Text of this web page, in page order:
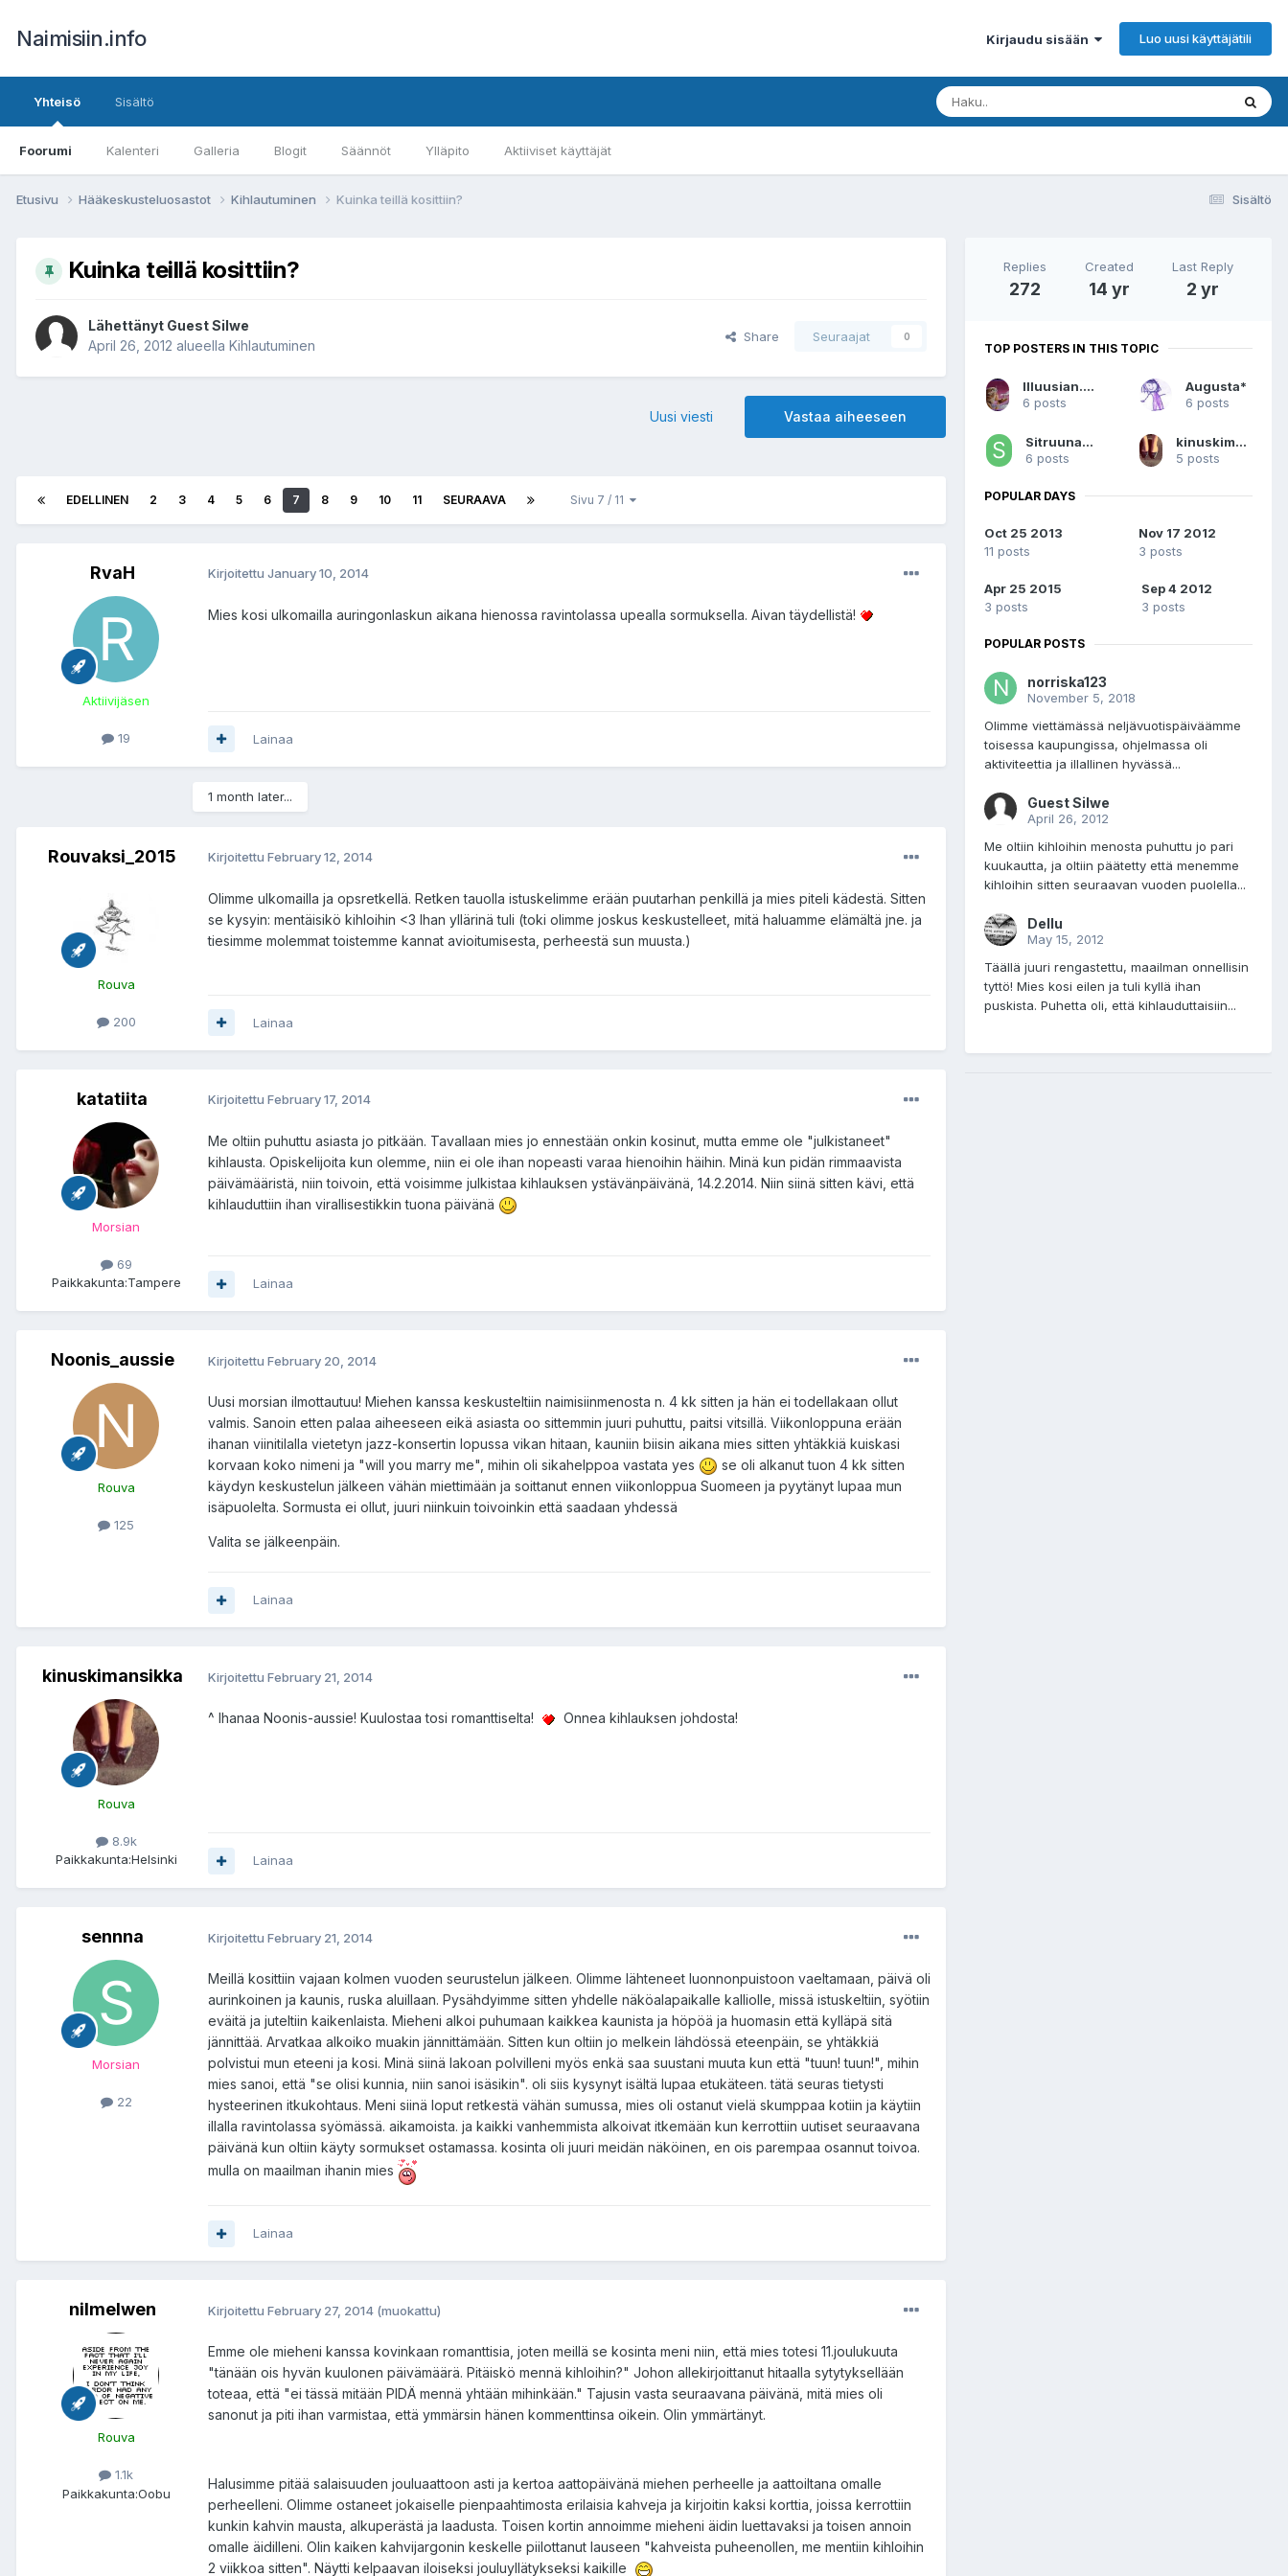
Naimisiin.info Kirjaudu sisään Luo uusi käyttäjätili
Yhteisö
Foorumi Kalenteri Galleria Blogit Säännöt Ylläpito Aktiiviset käyttäjät
Sisältö
Sisältö
Etusivu Hääkeskusteluosastot Kihlautuminen Kuinka teillä kosittiin?
Kuinka teillä kosittiin?
Lähettänyt Guest Silwe
April 26, 2012 alueella Kihlautuminen
Share Seuraajat 0
Vastaa aiheeseen
Uusi viesti
EDELLINEN 2 3 4 5 6 7 8 9 10 11 SEURAAVA Sivu 7 / 11
RvaH
Aktiivijäsen
19
Kirjoitettu January 10, 2014
Mies kosi ulkomailla auringonlaskun aikana hienossa ravintolassa upealla sormuksella. Aivan täydellistä!
Lainaa
1 month later...
Rouvaksi_2015
Rouva
200
Kirjoitettu February 12, 2014
Olimme ulkomailla ja opsretkellä. Retken tauolla istuskelimme erään puutarhan penkillä ja mies piteli kädestä. Sitten
se kysyin: mentäisikö kihloihin <3 Ihan yllärinä tuli (toki olimme joskus keskustelleet, mitä haluamme elämältä jne. ja
tiesimme molemmat toistemme kannat avioitumisesta, perheestä sun muusta.)
Lainaa
katatiita
Morsian
69
Paikkakunta:Tampere
Kirjoitettu February 17, 2014
Me oltiin puhuttu asiasta jo pitkään. Tavallaan mies jo ennestään onkin kosinut, mutta emme ole "julkistaneet"
kihlausta. Opiskelijoita kun olemme, niin ei ole ihan nopeasti varaa hienoihin häihin. Minä kun pidän rimmaavista
päivämääristä, niin toivoin, että voisimme julkistaa kihlauksen ystävänpäivänä, 14.2.2014. Niin siinä sitten kävi, että
kihlauduttiin ihan virallisestikkin tuona päivänä
Lainaa
Noonis_aussie
Rouva
125
Kirjoitettu February 20, 2014
Uusi morsian ilmottautuu! Miehen kanssa keskusteltiin naimisiinmenosta n. 4 kk sitten ja hän ei todellakaan ollut
valmis. Sanoin etten palaa aiheeseen eikä asiasta oo sittemmin juuri puhuttu, paitsi vitsillä. Viikonloppuna erään
ihanan viinitilalla vietetyn jazz-konsertin lopussa vikan hitaan, kauniin biisin aikana mies sitten yhtäkkiä kuiskasi
korvaan koko nimeni ja "will you marry me", mihin oli sikahelppoa vastata yes
se oli alkanut tuon 4 kk sitten
käydyn keskustelun jälkeen vähän miettimään ja soittanut ennen viikonloppua Suomeen ja pyytänyt lupaa mun
isäpuolelta. Sormusta ei ollut, juuri niinkuin toivoinkin että saadaan yhdessä
Valita se jälkeenpäin.
Lainaa
kinuskimansikka
Rouva
8.9k
Paikkakunta:Helsinki
Kirjoitettu February 21, 2014
^ Ihanaa Noonis-aussie! Kuulostaa tosi romanttiselta! Onnea kihlauksen johdosta!
Lainaa
sennna
Morsian
22
Kirjoitettu February 21, 2014
Meillä kosittiin vajaan kolmen vuoden seurustelun jälkeen. Olimme lähteneet luonnonpuistoon vaeltamaan, päivä oli
aurinkoinen ja kaunis, ruska aluillaan. Pysähdyimme sitten yhdelle näköalapaikalle kalliolle, missä istuskeltiin, syötiin
eväitä ja juteltiin kaikenlaista. Mieheni alkoi puhumaan kaikkea kaunista ja höpöä ja huomasin että kylläpä sitä
jännittää. Arvatkaa alkoiko muakin jännittämään. Sitten kun oltiin jo melkein lähdössä eteenpäin, se yhtäkkiä
polvistui mun eteeni ja kosi. Minä siinä lakoan polvilleni myös enkä saa suustani muuta kun että "tuun! tuun!", mihin
mies sanoi, että "se olisi kunnia, niin sanoi isäsikin". oli siis kysynyt isältä lupaa etukäteen. tätä seuras tietysti
hysteerinen itkukohtaus. Meni siinä loput retkestä vähän sumussa, mies oli ostanut vielä skumppaa kotiin ja käytiin
illalla ravintolassa syömässä. aikamoista. ja kaikki vanhemmista alkoivat itkemään kun kerrottiin uutiset seuraavana
päivänä kun oltiin käyty sormukset ostamassa. kosinta oli juuri meidän näköinen, en ois parempaa osannut toivoa.
mulla on maailman ihanin mies
Lainaa
nilmelwen
Rouva
1.1k
Paikkakunta:Oobu
Kirjoitettu February 27, 2014 (muokattu)
Emme ole mieheni kanssa kovinkaan romanttisia, joten meillä se kosinta meni niin, että mies totesi 11.joulukuuta
"tänään ois hyvän kuulonen päivämäärä. Pitäiskö mennä kihloihin?" Johon allekirjoittanut hitaalla sytytyksellään
toteaa, että "ei tässä mitään PIDÄ mennä yhtään mihinkään." Tajusin vasta seuraavana päivänä, mitä mies oli
sanonut ja piti ihan varmistaa, että ymmärsin hänen kommenttinsa oikein. Olin ymmärtänyt.
Halusimme pitää salaisuuden jouluaattoon asti ja kertoa aattopäivänä miehen perheelle ja aattoiltana omalle
perheelleni. Olimme ostaneet jokaiselle pienpaahtimosta erilaisia kahveja ja kirjoitin kaksi korttia, joissa kerrottiin
kunkin kahvin mausta, alkuperästä ja laadusta. Toisen kortin annoimme mieheni äidin luettavaksi ja toisen annoin
omalle äidilleni. Olin kaiken kahvijargonin keskelle piilottanut lauseen "kahveista puheenollen, me mentiin kihloihin
2 viikkoa sitten". Näytti kelpaavan iloiseksi jouluyllätykseksi kaikille
Replies
272
Created
14 yr
Last Reply
2 yr
TOP POSTERS IN THIS TOPIC
Illuusian.unelma
6 posts
Augusta*
6 posts
Sitruunaperho
6 posts
kinuskimansikka
5 posts
POPULAR DAYS
Oct 25 2013
11 posts
Nov 17 2012
3 posts
Apr 25 2015
3 posts
Sep 4 2012
3 posts
POPULAR POSTS
norriska123
November 5, 2018
Olimme viettämässä neljävuotispäiväämme
toisessa kaupungissa, ohjelmassa oli
aktiviteettia ja illallinen hyvässä...
Guest Silwe
April 26, 2012
Me oltiin kihloihin menosta puhuttu jo pari
kuukautta, ja oltiin päätetty että menemme
kihloihin sitten seuraavan vuoden puolella...
Dellu
May 15, 2012
Täällä juuri rengastettu, maailman onnellisin
tyttö! Mies kosi eilen ja tuli kyllä ihan
puskista. Puhetta oli, että kihlauduttaisiin...